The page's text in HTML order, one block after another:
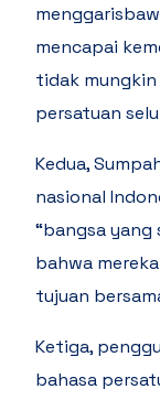
mencapai
tidak
persatuan
Kedua,
nasional
“bangsa yang
bahwa
tujuan
Ketiga,
bahasa